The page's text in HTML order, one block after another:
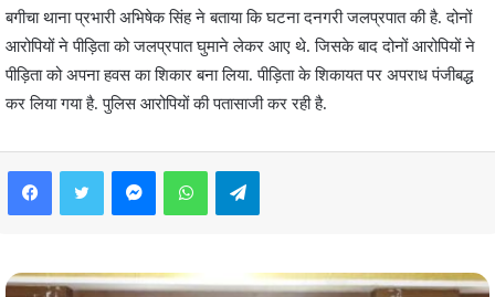
बगीचा थाना प्रभारी अभिषेक सिंह ने बताया कि घटना दनगरी जलप्रपात की है. दोनों
आरोपियों ने पीड़िता को जलप्रपात घुमाने लेकर आए थे. जिसके बाद दोनों आरोपियों ने
पीड़िता को अपना हवस का शिकार बना लिया. पीड़िता के शिकायत पर अपराध पंजीबद्ध
कर लिया गया है. पुलिस आरोपियों की पतासाजी कर रही है.
FacebookTwitter MessengerWhatsAppTelegram